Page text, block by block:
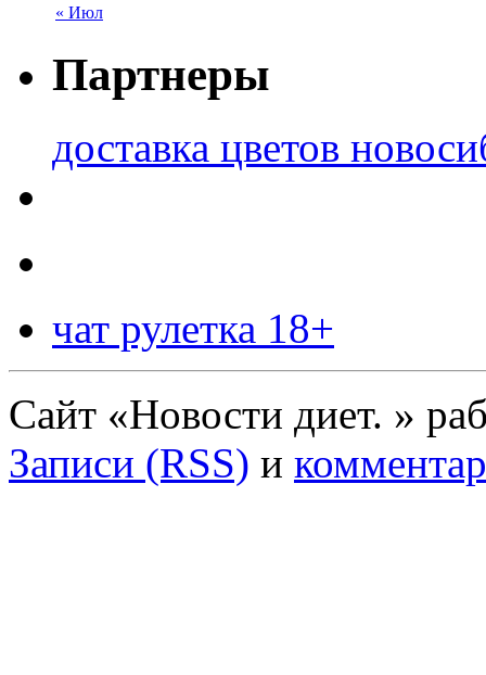
« Июл
Партнеры
доставка цветов
чат рулетка 18+
Сайт «Новости диет. »
Записи (RSS) и